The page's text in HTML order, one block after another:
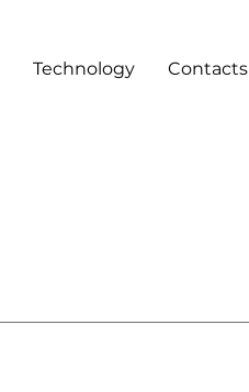
Technology Contacts